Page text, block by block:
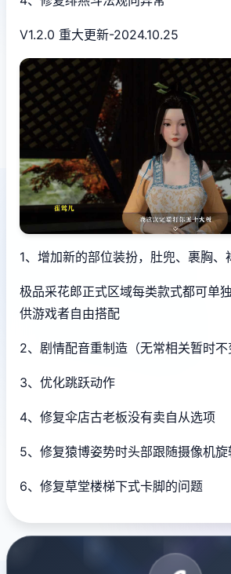
V1.2.0 重大更新-2024.10.25
1、增加新的部位装扮，肚兜、裹胸、
极品采花郎正式区域每类款式都可单
供游戏者自由搭配
2、剧情配音重制造（无常相关暂时不
3、优化跳跃动作
4、修复伞店古老板没有卖自从选项
5、修复猿博姿势时头部跟随摄像机
6、修复草堂楼梯下式卡脚的问题